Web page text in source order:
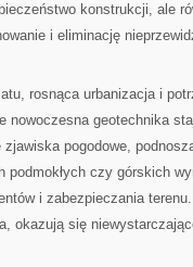
konstrukcji, ale
i eliminację
rosnąca urbanizacja i
nowoczesna geotechnika
pogodowe,
podmokłych czy górskich
i zabezpieczania
okazują się